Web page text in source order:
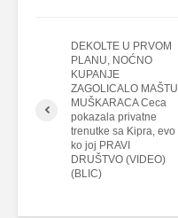
DEKOLTE U PRVOM
PLANU, NOĆNO
KUPANJE
ZAGOLICALO MAŠTU
MUŠKARACA Ceca
pokazala privatne
trenutke sa Kipra, evo
ko joj PRAVI
DRUŠTVO (VIDEO)
(BLIC)